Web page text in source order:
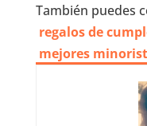
También puedes
regalos de
mejores